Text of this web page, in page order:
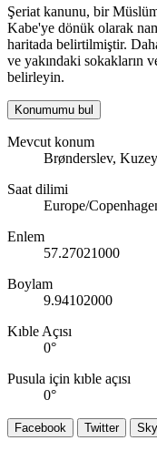
Şeriat kanunu, bir
Kabe'ye dönük olarak
haritada belirtilmiştir.
ve yakındaki sokakların
belirleyin.
Konumumu bul
Mevcut konum
Brønderslev,
Saat dilimi
Europe/
Enlem
57.27021000
Boylam
9.94102000
Kıble Açısı
0°
Pusula için kıble açısı
0°
Facebook Twitter